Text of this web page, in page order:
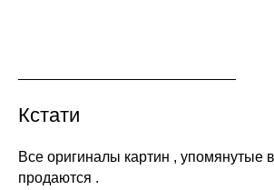
Кстати
Все оригиналы картин , упомянутые в
продаются .